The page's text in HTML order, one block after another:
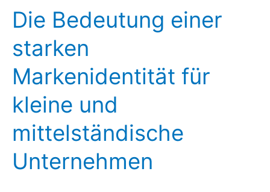
Die Bedeutung einer
starken
Markenidentität für
kleine und
mittelständische
Unternehmen
einer
starken
Markenidentität
kleine
mittelständische